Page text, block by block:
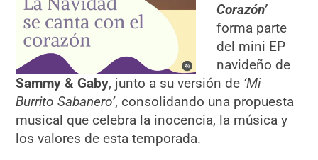
Corazón’
forma parte
del mini EP
navideño de
Sammy & Gaby, junto a su versión de ‘Mi
Burrito Sabanero’, consolidando una propuesta
musical que celebra la inocencia, la música y
los valores de esta temporada.